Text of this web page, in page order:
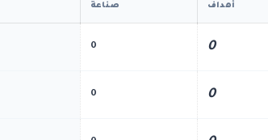
أهداف صناعة
0
0
0
0